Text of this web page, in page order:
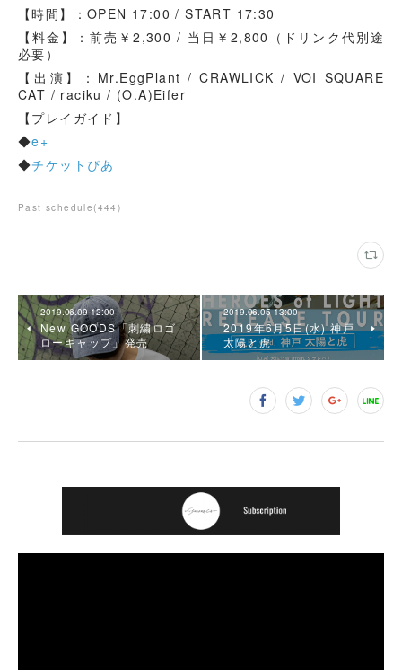
【時間】：OPEN 17:00 / START 17:30
【料金】：前売￥2,300 / 当日￥2,800（ドリンク代別途
必要）
【出演】：Mr.EggPlant / CRAWLICK / VOI SQUARE
CAT / raciku / (O.A)Eifer
【プレイガイド】
◆e+
◆チケットぴあ
Past schedule (444 )
2019.06.09 12:00
New GOODS「刺繍ロゴ
ローキャップ」発売
2019.06.05 13:00
2019年6月5日(水) 神戸
太陽と虎